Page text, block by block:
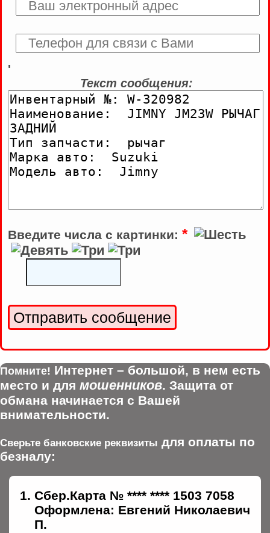
'
Текст сообщения:
Введите числа с картинки: *
Помните! Интернет – большой, в нем есть
место и для мошенников. Защита от
обмана начинается с Вашей
внимательности.
Сверьте банковские реквизиты для оплаты по
безналу:
Сбер.Карта № **** **** 1503 7058
Оформлена: Евгений Николаевич
П.